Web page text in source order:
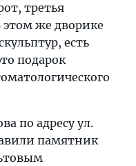
третья
этом же дворике
есть
подарок
по адресу ул.
памятник